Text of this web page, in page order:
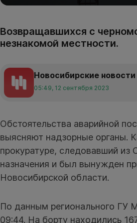
Возвращавшихся с
незнакомой местности.
Новосибирские новости
05:49, 12 сентября 2023
Обстоятельства аварийной
выясняют надзорные органы.
прокуратуре, следовавший из
назначения и был вынужден
Новосибирской области.
По данным регионального ГУ
09:44. На борту находились